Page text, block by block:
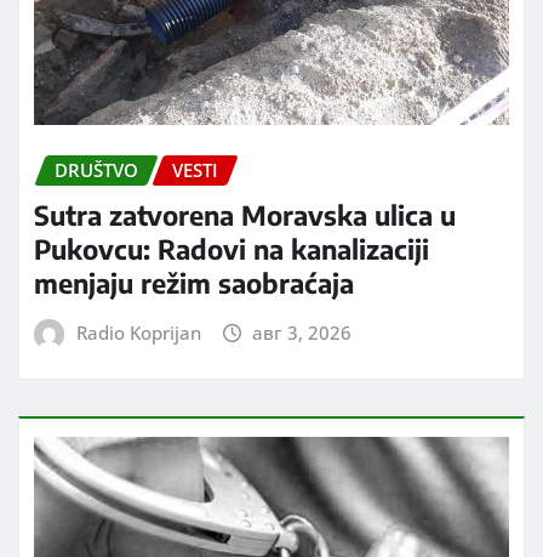
DRUŠTVO VESTI
Sutra zatvorena Moravska ulica u
Pukovcu: Radovi na kanalizaciji
menjaju režim saobraćaja
Radio Koprijan авг 3, 2026